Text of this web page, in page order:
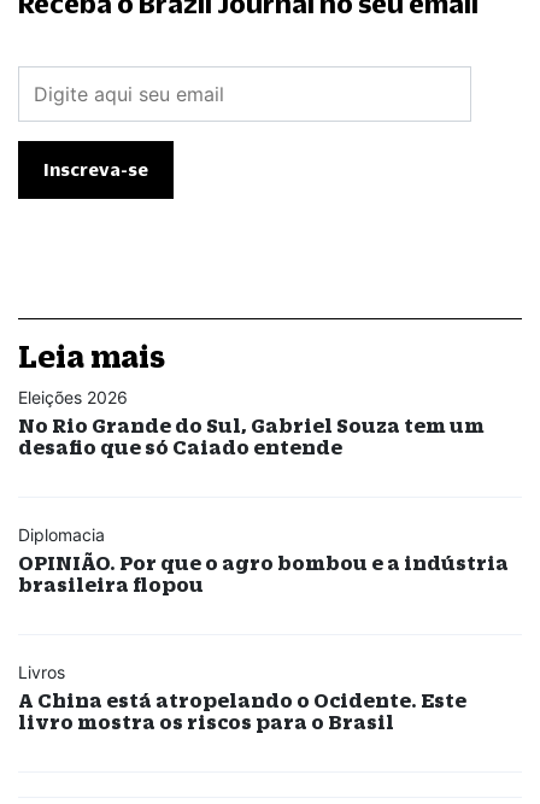
Leia mais
Eleições 2026
No Rio Grande do Sul, Gabriel Souza tem um
desafio que só Caiado entende
Diplomacia
OPINIÃO. Por que o agro bombou e a indústria
brasileira flopou
Livros
A China está atropelando o Ocidente. Este
livro mostra os riscos para o Brasil